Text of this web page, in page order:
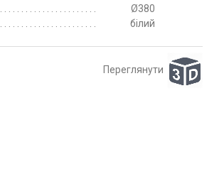
Ø380
білий
Переглянути